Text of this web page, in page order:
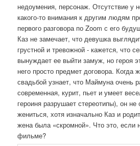
недоумения, персонаж. Отсутствие у
какого-то внимания к другим людям
первого разговора по Zoom с его
Каз не замечает, что девушка
грустной и тревожной - кажется, что
вынуждает ее выйти замуж, но героя
него просто предмет договора. Когда
свадьбой узнает, что Маймуна очень
современная, курит, пьет и умеет
героиня разрушает стереотипы), он не
жениться, хотя изначально Каз и
жена была «скромной». Что это, если
фильме?